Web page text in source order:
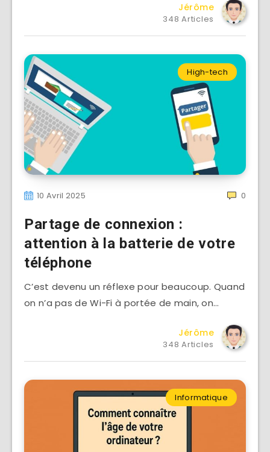
Jérôme
348 Articles
High-tech
10 Avril 2025 0
Partage de connexion :
attention à la batterie de votre
téléphone
C’est devenu un réflexe pour beaucoup. Quand
on n’a pas de Wi-Fi à portée de main, on…
Jérôme
348 Articles
Informatique